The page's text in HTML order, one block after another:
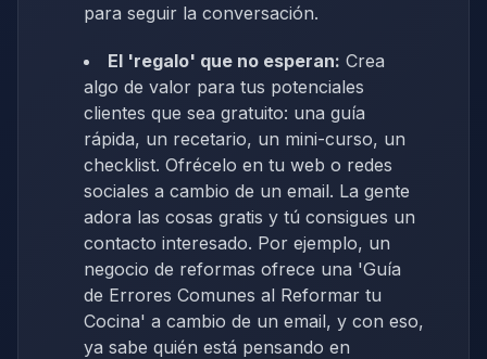
para seguir la conversación.
El 'regalo' que no esperan: Crea
algo de valor para tus potenciales
clientes que sea gratuito: una guía
rápida, un recetario, un mini-curso, un
checklist. Ofrécelo en tu web o redes
sociales a cambio de un email. La gente
adora las cosas gratis y tú consigues un
contacto interesado. Por ejemplo, un
negocio de reformas ofrece una 'Guía
de Errores Comunes al Reformar tu
Cocina' a cambio de un email, y con eso,
ya sabe quién está pensando en